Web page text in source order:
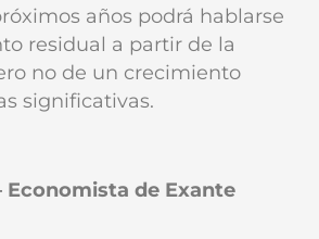
años podrá hablarse
residual a partir de la
no de un crecimiento
significativas.
Economista de Exante